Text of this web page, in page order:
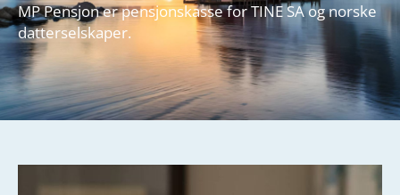
MP Pensjon er pensjonskasse for TINE SA og norske
datterselskaper.